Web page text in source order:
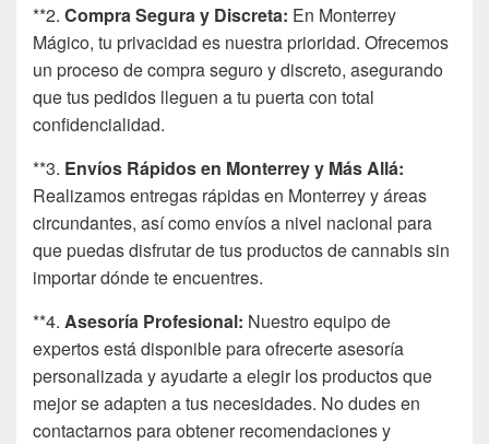
**2. Compra Segura y Discreta: En Monterrey
Mágico, tu privacidad es nuestra prioridad. Ofrecemos
un proceso de compra seguro y discreto, asegurando
que tus pedidos lleguen a tu puerta con total
confidencialidad.
**3. Envíos Rápidos en Monterrey y Más Allá:
Realizamos entregas rápidas en Monterrey y áreas
circundantes, así como envíos a nivel nacional para
que puedas disfrutar de tus productos de cannabis sin
importar dónde te encuentres.
**4. Asesoría Profesional: Nuestro equipo de
expertos está disponible para ofrecerte asesoría
personalizada y ayudarte a elegir los productos que
mejor se adapten a tus necesidades. No dudes en
contactarnos para obtener recomendaciones y